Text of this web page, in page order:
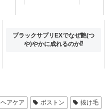
マクロス ラシィル セラミック
ストレートアイロン MEBL-139
ブラックサプリEXでなぜ艶(つ
や)やかに成れるのか⁉
ヘアケア ボストン
抜け毛